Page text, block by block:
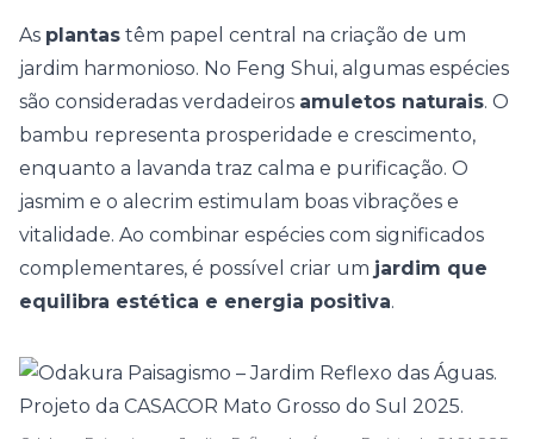
As plantas têm papel central na criação de um
jardim harmonioso. No Feng Shui, algumas espécies
são consideradas verdadeiros amuletos naturais. O
bambu representa prosperidade e crescimento,
enquanto a lavanda traz calma e purificação. O
jasmim e o alecrim estimulam boas vibrações e
vitalidade. Ao combinar espécies com significados
complementares, é possível criar um jardim que
equilibra estética e energia positiva.